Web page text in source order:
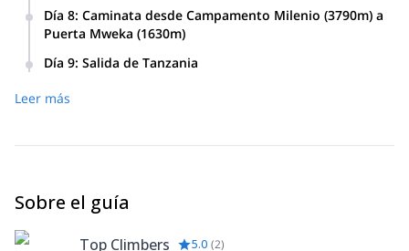
Día 8: Caminata desde Campamento Milenio (3790m) a
Puerta Mweka (1630m)
Día 9: Salida de Tanzania
Leer más
Sobre el guía
Top Climbers 5.0 (2)